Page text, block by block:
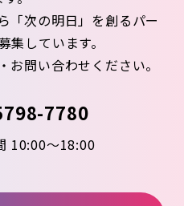
「次の明日」を創るパー
集しています。
お問い合わせください。
7780
10:00～18:00